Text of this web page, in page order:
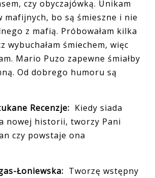
czy obyczajówką. Unikam
mafijnych, bo są śmieszne i nie
z mafią. Próbowałam kilka
wybuchałam śmiechem, więc
Mario Puzo zapewne śmiałby
Od dobrego humoru są
Recenzje: Kiedy siada
nowej historii, tworzy Pani
czy powstaje ona
Łoniewska: Tworzę wstępny